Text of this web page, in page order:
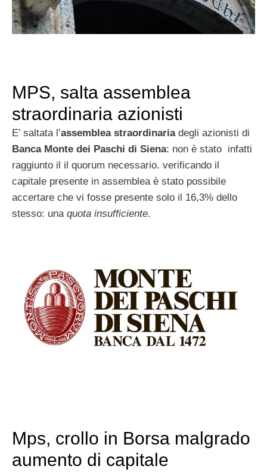
MPS, salta assemblea
straordinaria azionisti
E’ saltata l’assemblea straordinaria degli azionisti di
Banca Monte dei Paschi di Siena: non è stato infatti
raggiunto il il quorum necessario. verificando il
capitale presente in assemblea è stato possibile
accertare che vi fosse presente solo il 16,3% dello
stesso: una quota insufficiente.
Mps, crollo in Borsa malgrado
aumento di capitale